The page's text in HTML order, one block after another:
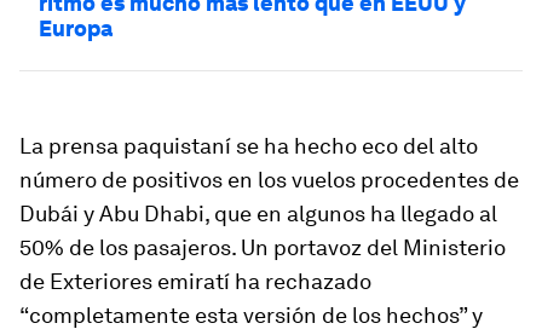
Europa
La prensa paquistaní se ha hecho eco del alto
número de positivos en los vuelos procedentes de
Dubái y Abu Dhabi, que en algunos ha llegado al
50% de los pasajeros. Un portavoz del Ministerio
de Exteriores emiratí ha rechazado
“completamente esta versión de los hechos” y